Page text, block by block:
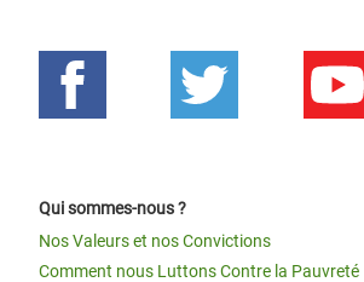
Qui sommes-nous ?
Nos Valeurs et nos Convictions
Comment nous Luttons Contre la Pauvreté